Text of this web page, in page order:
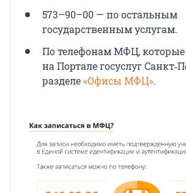
573–90–00 — по остальным
государственным услугам.
По телефонам МФЦ,
на Портале госуслуг
разделе«Офисы МФЦ».